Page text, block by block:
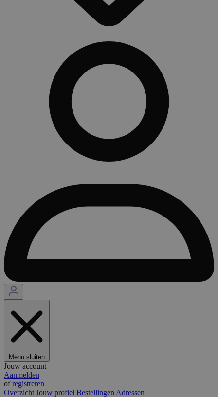
Menu sluiten
Jouw account
Aanmelden
ofregistreren
Overzicht Jouw profiel Bestellingen Adressen